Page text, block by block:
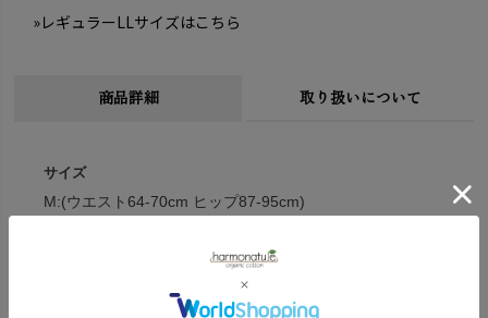
»レギュラーLLサイズはこちら
商品詳細 取り扱いについて
サイズ
M:(ウエスト64-70cm ヒップ87-95cm)